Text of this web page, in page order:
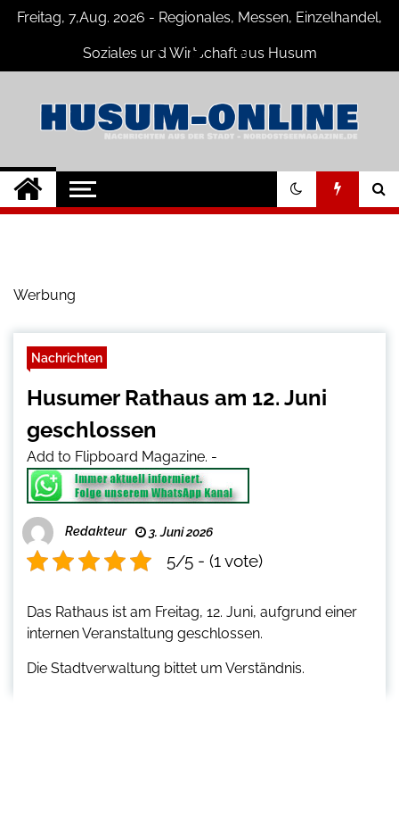
SkipFreitag, 7,Aug. 2026 - Regionales, Messen, Einzelhandel,
Soziales und Wirtschaft aus Husum
Husum-Online
Nachrichten
Nachrichten und Events für Husum
und Umgebung
Werbung
Nachrichten
Husumer Rathaus am 12. Juni
geschlossen
Add to Flipboard Magazine. -
Redakteur 3. Juni 2026
5/5 - (1 vote)
Das Rathaus ist am Freitag, 12. Juni, aufgrund einer
internen Veranstaltung geschlossen.
Die Stadtverwaltung bittet um Verständnis.